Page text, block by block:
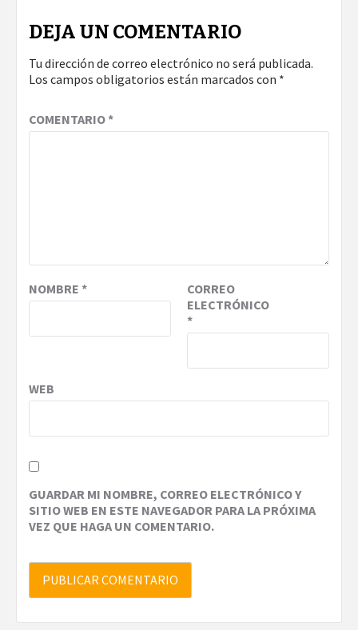
DEJA UN COMENTARIO
Tu dirección de correo electrónico no será publicada.
Los campos obligatorios están marcados con *
COMENTARIO*
NOMBRE *
CORREO
ELECTRÓNICO
*
WEB
GUARDAR MI NOMBRE, CORREO ELECTRÓNICO Y
SITIO WEB EN ESTE NAVEGADOR PARA LA PRÓXIMA
VEZ QUE HAGA UN COMENTARIO.